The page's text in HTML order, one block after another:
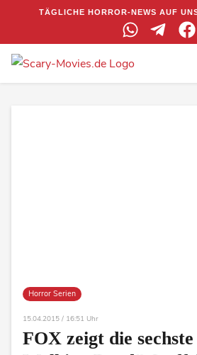
TÄGLICHE HORROR-NEWS AUF
Horror Serien
15.04.2015 / 16:51 Uhr
FOX zeigt die